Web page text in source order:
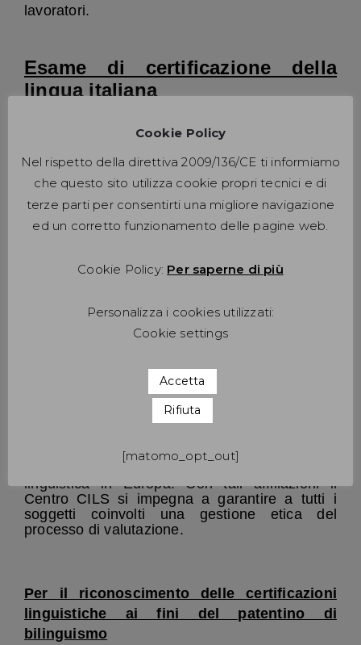
lavoratori.
Esame di certificazione della
lingua italiana
ha ottenuto l’accreditamento alla CILS, ente
nazionale di certificazione della lingua italiana
dell’Università di Siena.
La Certificazione CILS è un titolo ufficialmente
riconosciuto, che attesta il grado di
prima certificazione di italiano ad aver adottato
Comune Europeo di Riferimentodel
ad aver realizzato moduli di
Il Centro CILS è membro istituzionale
(European Language Testing
Association) e membro affiliato
(Association of Language Testers in
hanno lo scopo di promuovere la conoscenza
linguistica in Europa. Con tali affiliazioni il
Centro CILS si impegna a garantire a tutti i
soggetti coinvolti una gestione etica del
processo di valutazione.
Per il riconoscimento delle certificazioni
linguistiche ai fini del patentino di
bilinguismo
Cookie Policy
Nel rispetto della direttiva 2009/136/CE ti informiamo
che questo sito utilizza cookie propri tecnici e di
terze parti per consentirti una migliore navigazione
ed un corretto funzionamento delle pagine web.
Cookie Policy: Per saperne di più
Personalizza i cookies utilizzati:
Cookie settings
Accetta
Rifiuta
[matomo_opt_out]